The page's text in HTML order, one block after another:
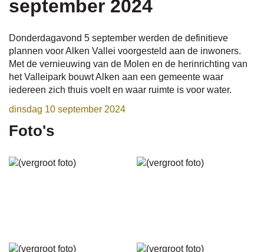
links
september 2024
Donderdagavond 5 september werden de definitieve
plannen voor Alken Vallei voorgesteld aan de inwoners.
Met de vernieuwing van de Molen en de herinrichting van
het Valleipark bouwt Alken aan een gemeente waar
iedereen zich thuis voelt en waar ruimte is voor water.
dinsdag 10 september 2024
Foto's